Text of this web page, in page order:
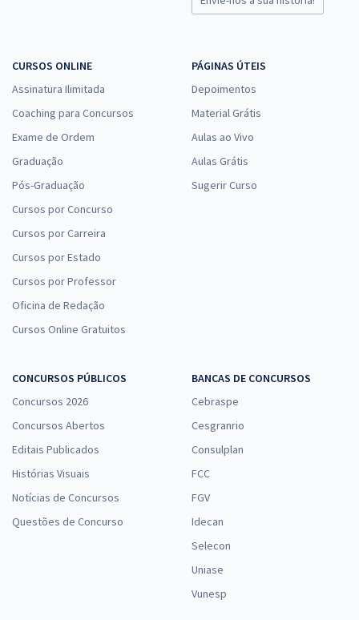
CURSOS ONLINE
Assinatura Ilimitada
Coaching para Concursos
Exame de Ordem
Graduação
Pós-Graduação
Cursos por Concurso
Cursos por Carreira
Cursos por Estado
Cursos por Professor
Oficina de Redação
Cursos Online Gratuitos
PÁGINAS ÚTEIS
Depoimentos
Material Grátis
Aulas ao Vivo
Aulas Grátis
Sugerir Curso
CONCURSOS PÚBLICOS
Concursos 2026
Concursos Abertos
Editais Publicados
Histórias Visuais
Notícias de Concursos
Questões de Concurso
BANCAS DE CONCURSOS
Cebraspe
Cesgranrio
Consulplan
FCC
FGV
Idecan
Selecon
Uniase
Vunesp